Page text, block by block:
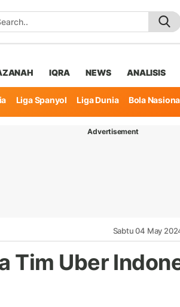
IQRA NEWS ANALISIS
Liga Spanyol Liga Dunia Bola
Advertisement
Sabtu 04 May
Tim Uber